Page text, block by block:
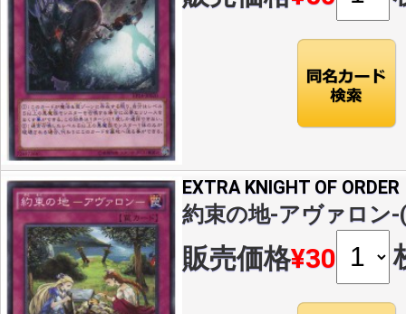
EXTRA KNIGHT OF ORDER
約束の地-アヴァロン
販売価格¥30